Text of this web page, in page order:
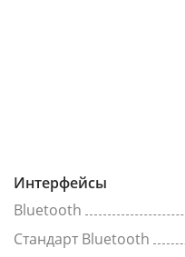
Интерфейсы
Bluetooth
Стандарт Bluetooth